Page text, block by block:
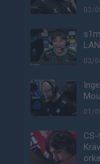
02/
02/
01/
CS-